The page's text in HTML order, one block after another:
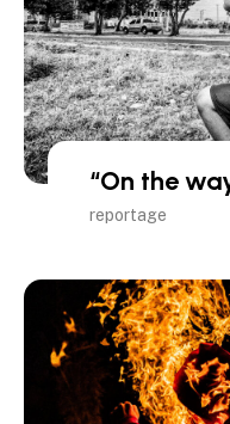
“On the
reportage